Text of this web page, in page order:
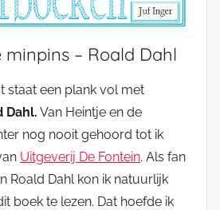
minpins – Roald Dahl
staat een plank vol met
Dahl. Van Heintje en de
nog nooit gehoord tot ik
Uitgeverij De Fontein. Als fan
Roald Dahl kon ik natuurlijk
boek te lezen. Dat hoefde ik